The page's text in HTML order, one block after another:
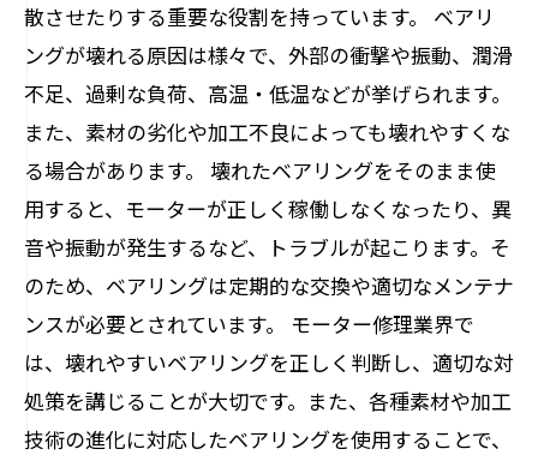
散させたりする重要な役割を持っています。 ベアリ
ングが壊れる原因は様々で、外部の衝撃や振動、潤滑
不足、過剰な負荷、高温・低温などが挙げられます。
また、素材の劣化や加工不良によっても壊れやすくな
る場合があります。 壊れたベアリングをそのまま使
用すると、モーターが正しく稼働しなくなったり、異
音や振動が発生するなど、トラブルが起こります。そ
のため、ベアリングは定期的な交換や適切なメンテナ
ンスが必要とされています。 モーター修理業界で
は、壊れやすいベアリングを正しく判断し、適切な対
処策を講じることが大切です。また、各種素材や加工
技術の進化に対応したベアリングを使用することで、